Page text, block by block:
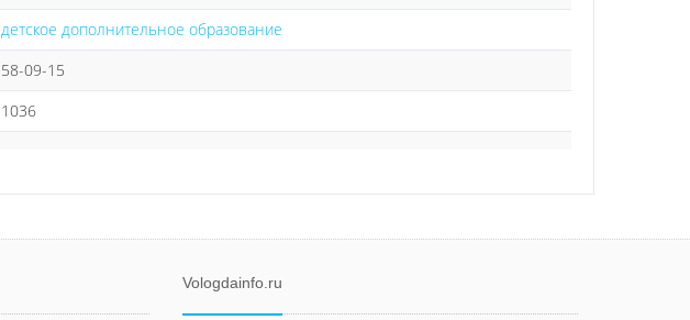
детское дополнительное образование
58-09-15
1036
Vologdainfo.ru